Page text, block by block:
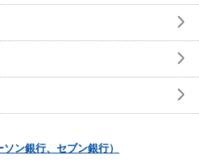
ン銀行、セブン銀行）